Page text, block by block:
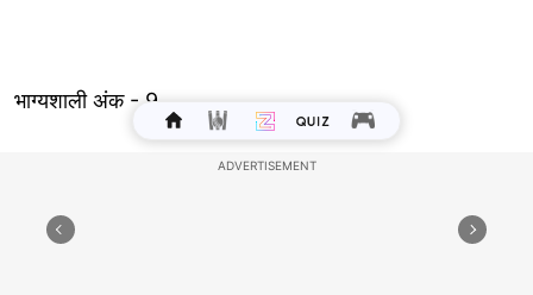
भाग्यशाली अंक - 9
प्यार - आपकी आशावादी और साहसी भावना आपके रिश्ते में उत्साह
साथी की ज़रूरतों की वास्तविकता के साथ संरेखित हों।